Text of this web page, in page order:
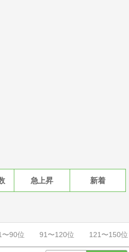
急上昇 新着
〜90位 91〜120位 121〜150位